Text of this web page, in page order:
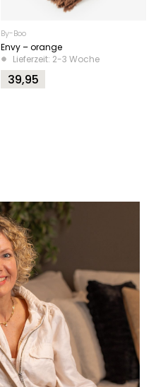
By-Boo
Envy – orange
Lieferzeit: 2-3 Woche
39,95